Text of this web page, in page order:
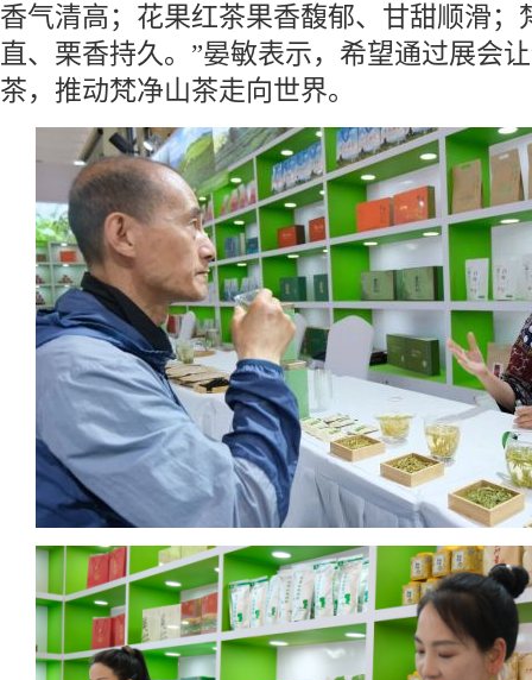
香气清高；花果红茶果香馥郁、甘甜顺滑；
直、栗香持久。”晏敏表示，希望通过展会
茶，推动梵净山茶走向世界。